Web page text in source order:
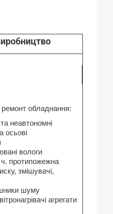
обладнання:
неавтономні
осьові
вологи
ч. протипожежна
змішувачі,
шуму
агрегати